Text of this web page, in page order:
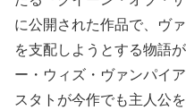
に公開された作品で、ヴ
を支配しようとする物語
ー・ウィズ・ヴァンパイ
スタトが今作でも主人公